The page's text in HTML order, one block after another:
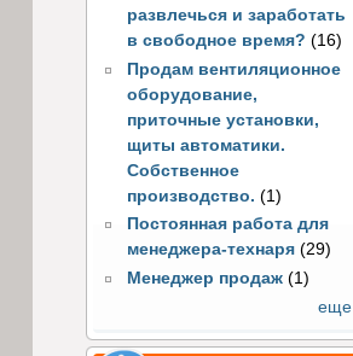
развлечься и заработать
в свободное время? (16)
Продам вентиляционное
оборудование,
приточные установки,
щиты автоматики.
Собственное
производство. (1)
Постоянная работа для
менеджера-технаря (29)
Менеджер продаж (1)
еще